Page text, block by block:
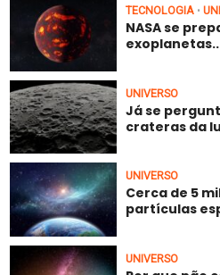
TECNOLOGIA •
NASA se
UNIVERSO
Já se
crateras da
UNIVERSO
Cerca de 5
partículas
UNIVERSO